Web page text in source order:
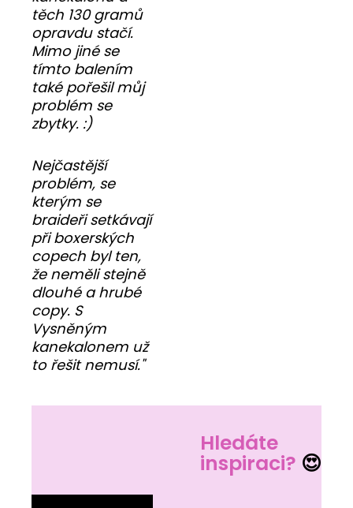
těch 130 gramů
opravdu stačí.
Mimo jiné se
tímto balením
také pořešil můj
problém se
zbytky. :)
Nejčastější
problém, se
kterým se
braideři setkávají
při boxerských
copech byl ten,
že neměli stejně
dlouhé a hrubé
copy. S
Vysněným
kanekalonem už
to řešit nemusí."
Hledáte
inspiraci? 😍